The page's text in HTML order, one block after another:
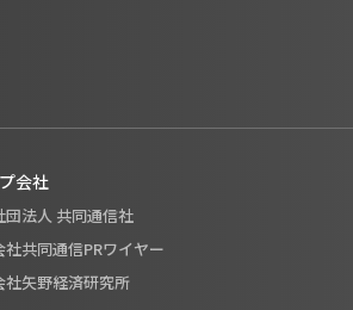
会社
団法人 共同通信社
社共同通信PRワイヤー
社矢野経済研究所